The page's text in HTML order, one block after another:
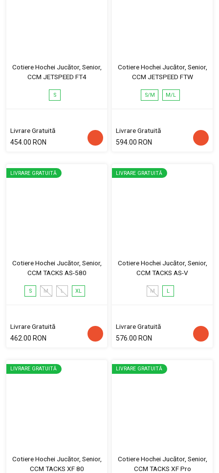
Cotiere Hochei Jucător, Senior,
CCM JETSPEED FT4
S
Livrare Gratuită
454.00 RON
Cotiere Hochei Jucător, Senior,
CCM JETSPEED FTW
S/M M/L
Livrare Gratuită
594.00 RON
LIVRARE GRATUITĂ
Cotiere Hochei Jucător, Senior,
CCM TACKS AS-580
S M L XL
Livrare Gratuită
462.00 RON
LIVRARE GRATUITĂ
Cotiere Hochei Jucător, Senior,
CCM TACKS AS-V
M L
Livrare Gratuită
576.00 RON
LIVRARE GRATUITĂ
Cotiere Hochei Jucător, Senior,
CCM TACKS XF 80
LIVRARE GRATUITĂ
Cotiere Hochei Jucător, Senior,
CCM TACKS XF Pro